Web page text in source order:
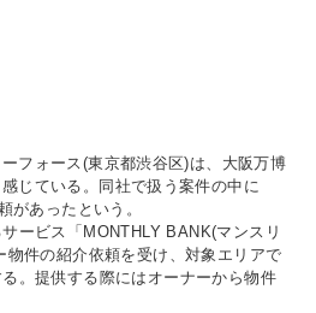
フォース(東京都渋谷区)は、大阪万博
じている。同社で扱う案件の中に
があったという。
ービス「MONTHLY BANK(マンスリ
件の紹介依頼を受け、対象エリアで
。提供する際にはオーナーから物件